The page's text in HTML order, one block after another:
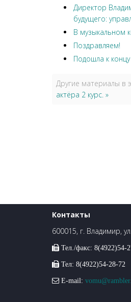
Директор
будущего:
В музыкальном
Поздравляем!
Подошла к
Другие материалы в
актёра 2 курс. »
Контакты
600015, г. Владимир,
Тел./факс: 8(4922)54-
Тел: 8(4922)54-28-72
E-mail: